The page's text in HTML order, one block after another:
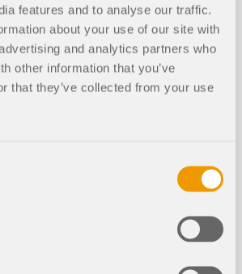
features and to analyse our traffic.
about your use of our site with
and analytics partners who
other information that you’ve
that they’ve collected from your use
der CSA S16:19
Anhangs O.2 in der